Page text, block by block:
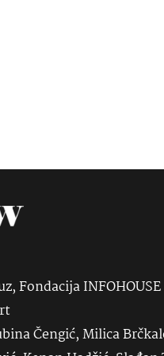
Fondacija INFOHOUSE
Čengić, Milica